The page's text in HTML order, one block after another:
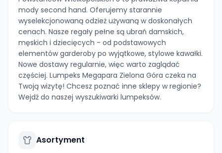
mody second hand. Oferujemy starannie
wyselekcjonowaną odzież używaną w doskonałych
cenach. Nasze regały pełne są ubrań damskich,
męskich i dziecięcych - od podstawowych
elementów garderoby po wyjątkowe, stylowe kawałki.
Nowe dostawy regularnie, więc warto zaglądać
częściej. Lumpeks Megapara Zielona Góra czeka na
Twoją wizytę! Chcesz poznać inne sklepy w regionie?
Wejdź do naszej wyszukiwarki lumpeksów.
Asortyment